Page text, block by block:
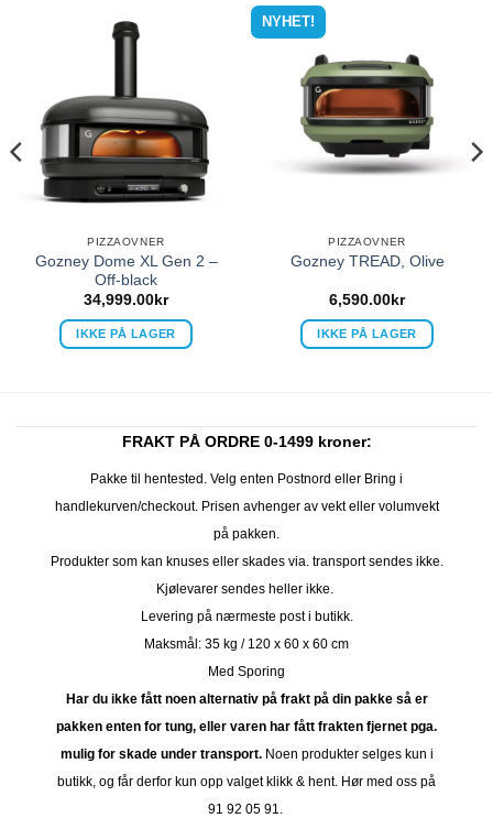
PIZZAOVNER
Gozney Dome XL Gen 2 –
Off-black
34,999.00 kr
IKKE PÅ LAGER
NYHET!
PIZZAOVNER
Gozney TREAD, Olive
6,590.00 kr
IKKE PÅ LAGER
FRAKT PÅ ORDRE 0-1499 kroner:
Pakke til hentested. Velg enten Postnord eller Bring i
handlekurven/checkout. Prisen avhenger av vekt eller volumvekt
på pakken.
Produkter som kan knuses eller skades via. transport sendes ikke.
Kjølevarer sendes heller ikke.
Levering på nærmeste post i butikk.
Maksmål: 35 kg / 120 x 60 x 60 cm
Med Sporing
Har du ikke fått noen alternativ på frakt på din pakke så er
pakken enten for tung, eller varen har fått frakten fjernet pga.
mulig for skade under transport.Noen produkter selges kun i
butikk, og får derfor kun opp valget klikk & hent. Hør med oss på
91 92 05 91.